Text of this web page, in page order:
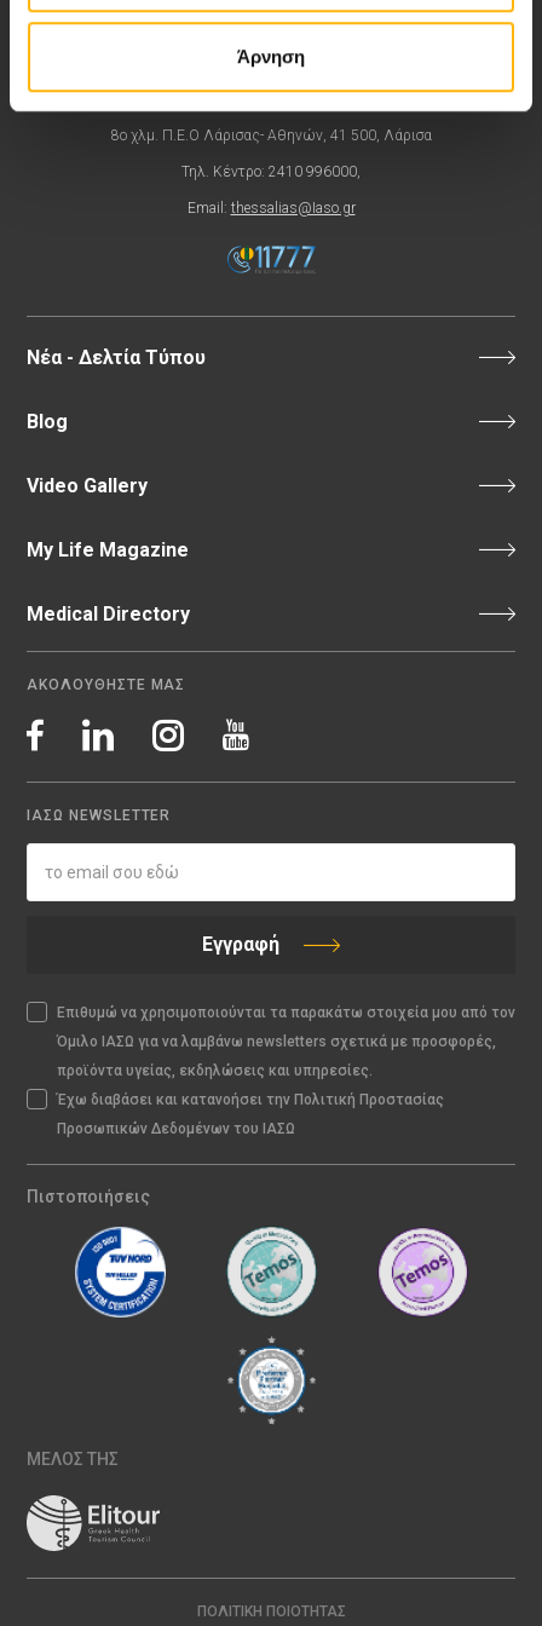
Άρνηση
8ο χλμ. Π.Ε.Ο Λάρισας- Αθηνών, 41 500, Λάρισα
Τηλ. Κέντρο: 2410 996000,
Email: thessalias@Iaso.gr
Επικοινωνία
Νέα - Δελτία Τύπου
Blog
Video Gallery
My Life Magazine
Medical Directory
ΑΚΟΛΟΥΘΗΣΤΕ ΜΑΣ
ΙΑΣΩ NEWSLETTER
Εγγραφή
Επιθυμώ να χρησιμοποιούνται τα παρακάτω στοιχεία μου από τον
Όμιλο ΙΑΣΩ για να λαμβάνω newsletters σχετικά με προσφορές,
προϊόντα υγείας, εκδηλώσεις και υπηρεσίες.
Έχω διαβάσει και κατανοήσει την Πολιτική Προστασίας
Προσωπικών Δεδομένων του ΙΑΣΩ
Πιστοποιήσεις
ΜΕΛΟΣ ΤΗΣ
ΠΟΛΙΤΙΚΉ ΠΟΙΌΤΗΤΑΣ